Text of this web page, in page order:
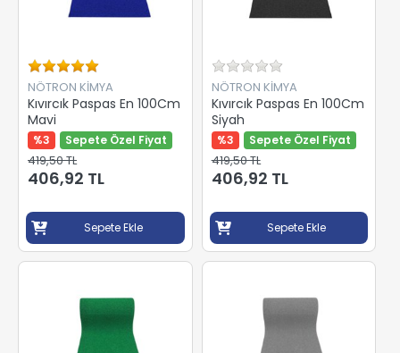
NÖTRON KİMYA
Kıvırcık Paspas En 100Cm
Mavi
%3 Sepete Özel Fiyat
419,50 TL
406,92 TL
Sepete Ekle
NÖTRON KİMYA
Kıvırcık Paspas En 100Cm
Siyah
%3 Sepete Özel Fiyat
419,50 TL
406,92 TL
Sepete Ekle